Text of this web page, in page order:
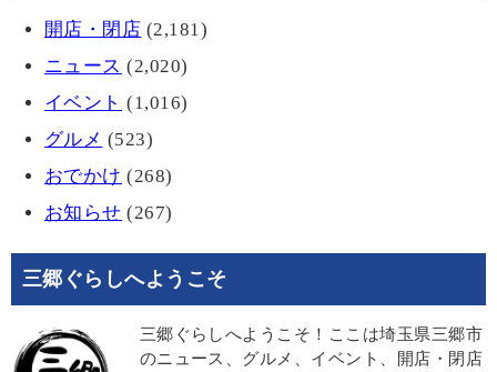
開店・閉店 (2,181)
ニュース (2,020)
イベント (1,016)
グルメ (523)
おでかけ (268)
お知らせ (267)
三郷ぐらしへようこそ
三郷ぐらしへようこそ！ここは埼玉県三郷市
のニュース、グルメ、イベント、開店・閉店